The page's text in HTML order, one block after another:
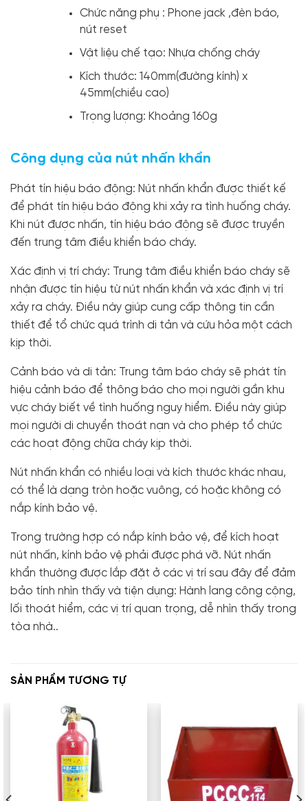
Chức năng phụ : Phone jack ,đèn báo,
nút reset
Vật liệu chế tạo: Nhựa chống cháy
Kích thước: 140mm(đường kính) x
45mm(chiều cao)
Trọng lượng: Khoảng 160g
Công dụng của nút nhấn khẩn
Phát tín hiệu báo động: Nút nhấn khẩn được thiết kế
để phát tín hiệu báo động khi xảy ra tình huống cháy.
Khi nút được nhấn, tín hiệu báo động sẽ được truyền
đến trung tâm điều khiển báo cháy.
Xác định vị trí cháy: Trung tâm điều khiển báo cháy sẽ
nhận được tín hiệu từ nút nhấn khẩn và xác định vị trí
xảy ra cháy. Điều này giúp cung cấp thông tin cần
thiết để tổ chức quá trình di tản và cứu hỏa một cách
kịp thời.
Cảnh báo và di tản: Trung tâm báo cháy sẽ phát tín
hiệu cảnh báo để thông báo cho mọi người gần khu
vực cháy biết về tình huống nguy hiểm. Điều này giúp
mọi người di chuyển thoát nạn và cho phép tổ chức
các hoạt động chữa cháy kịp thời.
Nút nhấn khẩn có nhiều loại và kích thước khác nhau,
có thể là dạng tròn hoặc vuông, có hoặc không có
nắp kính bảo vệ.
Trong trường hợp có nắp kính bảo vệ, để kích hoạt
nút nhấn, kính bảo vệ phải được phá vỡ. Nút nhấn
khẩn thường được lắp đặt ở các vị trí sau đây để đảm
bảo tính nhìn thấy và tiện dụng: Hành lang công cộng,
lối thoát hiểm, các vị trí quan trọng, dễ nhìn thấy trong
tòa nhà..
SẢN PHẨM TƯƠNG TỰ